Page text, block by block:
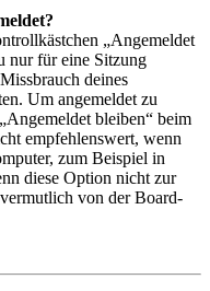
„Angemeldet
nur für eine Sitzung
deines
Um angemeldet zu
bleiben“ beim
empfehlenswert, wenn
zum Beispiel in
diese Option nicht zur
von der Board-